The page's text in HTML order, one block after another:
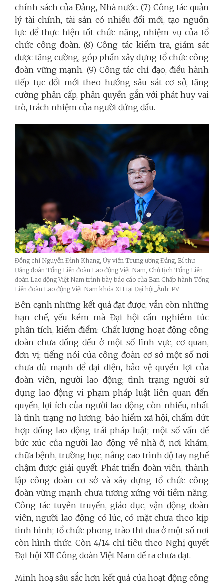
chính sách của Đảng, Nhà nước. (7) Công tác quản
lý tài chính, tài sản có nhiều đổi mới, tạo nguồn
lực để thực hiện tốt chức năng, nhiệm vụ của tổ
chức công đoàn. (8) Công tác kiểm tra, giám sát
được tăng cường, góp phần xây dựng tổ chức công
đoàn vững mạnh. (9) Công tác chỉ đạo, điều hành
tiếp tục đổi mới theo hướng sâu sát cơ sở, tăng
cường phân cấp, phân quyền gắn với phát huy vai
trò, trách nhiệm của người đứng đầu.
Đồng chí Nguyễn Đình Khang, Ủy viên Trung ương Đảng, Bí thư
Đảng đoàn Tổng Liên đoàn Lao động Việt Nam, Chủ tịch Tổng Liên
đoàn Lao động Việt Nam trình bày báo cáo của Ban Chấp hành Tổng
Liên đoàn Lao động Việt Nam khóa XII tại Đại hội_Ảnh: PV
Bên cạnh những kết quả đạt được, vẫn còn những
hạn chế, yếu kém mà Đại hội cần nghiêm túc
phân tích, kiểm điểm: Chất lượng hoạt động công
đoàn chưa đồng đều ở một số lĩnh vực, cơ quan,
đơn vị; tiếng nói của công đoàn cơ sở một số nơi
chưa đủ mạnh để đại diện, bảo vệ quyền lợi của
đoàn viên, người lao động; tình trạng người sử
dụng lao động vi phạm pháp luật liên quan đến
quyền, lợi ích của người lao động còn nhiều, nhất
là tình trạng nợ lương, bảo hiểm xã hội, chấm dứt
hợp đồng lao động trái pháp luật; một số vấn đề
bức xúc của người lao động về nhà ở, nơi khám,
chữa bệnh, trường học, nâng cao trình độ tay nghề
chậm được giải quyết. Phát triển đoàn viên, thành
lập công đoàn cơ sở và xây dựng tổ chức công
đoàn vững mạnh chưa tương xứng với tiềm năng.
Công tác tuyên truyền, giáo dục, vận động đoàn
viên, người lao động có lúc, có mặt chưa theo kịp
tình hình; tổ chức phong trào thi đua ở một số nơi
còn hình thức. Còn 4/14 chỉ tiêu theo Nghị quyết
Đại hội XII Công đoàn Việt Nam đề ra chưa đạt.
Minh hoạ sâu sắc hơn kết quả của hoạt động công